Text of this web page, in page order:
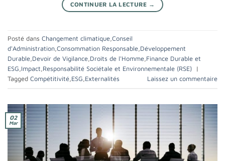
CONTINUER LA LECTURE →
Posté dans Changement climatique,Conseil
d'Administration,Consommation Responsable,Développement
Durable,Devoir de Vigilance,Droits de l'Homme,Finance Durable et
ESG,Impact,Responsabilité Sociétale et Environnementale (RSE)
|
Tagged Compétitivité,ESG,Externalités Laissez un commentaire
02
Mar